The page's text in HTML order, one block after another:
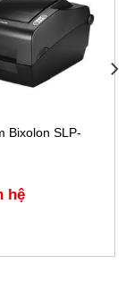
Bixolon SLP-
hệ